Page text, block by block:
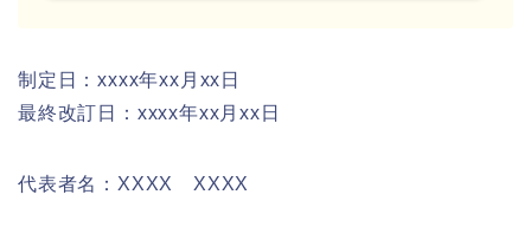
制定日：xxxx年xx月xx日
最終改訂日：xxxx年xx月xx日
代表者名：XXXX XXXX